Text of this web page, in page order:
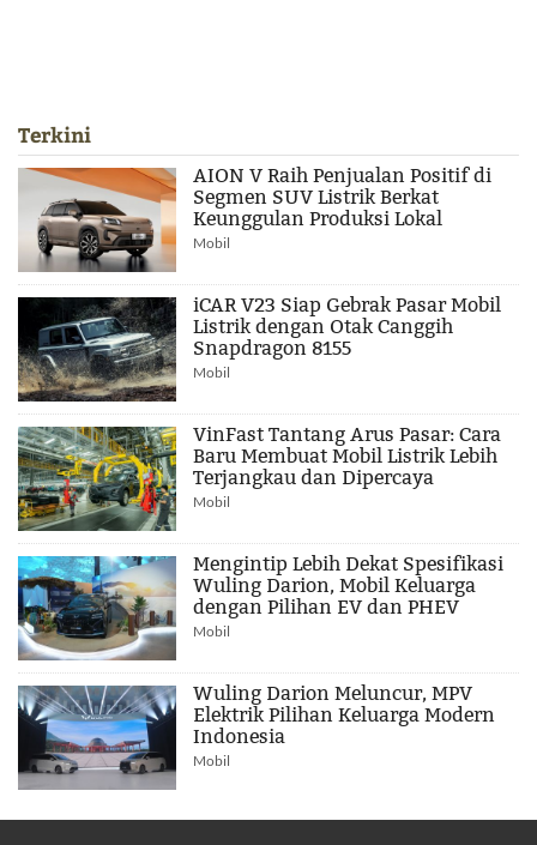
Terkini
AION V Raih Penjualan Positif di
Segmen SUV Listrik Berkat
Keunggulan Produksi Lokal
Mobil
iCAR V23 Siap Gebrak Pasar Mobil
Listrik dengan Otak Canggih
Snapdragon 8155
Mobil
VinFast Tantang Arus Pasar: Cara
Baru Membuat Mobil Listrik Lebih
Terjangkau dan Dipercaya
Mobil
Mengintip Lebih Dekat Spesifikasi
Wuling Darion, Mobil Keluarga
dengan Pilihan EV dan PHEV
Mobil
Wuling Darion Meluncur, MPV
Elektrik Pilihan Keluarga Modern
Indonesia
Mobil